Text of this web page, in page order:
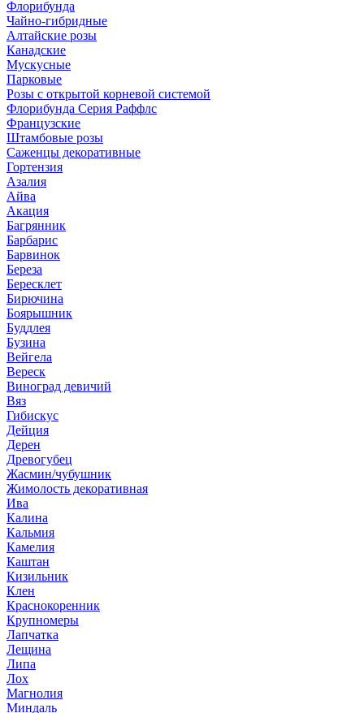
Флорибунда
Чайно-гибридные
Алтайские розы
Канадские
Мускусные
Парковые
Розы с открытой корневой системой
Флорибунда Серия Раффлс
Французские
Штамбовые розы
Саженцы декоративные
Гортензия
Азалия
Айва
Акация
Багрянник
Барбарис
Барвинок
Береза
Бересклет
Бирючина
Боярышник
Буддлея
Бузина
Вейгела
Вереск
Виноград девичий
Вяз
Гибискус
Дейция
Дерен
Древогубец
Жасмин/чубушник
Жимолость декоративная
Ива
Калина
Кальмия
Камелия
Каштан
Кизильник
Клен
Краснокоренник
Крупномеры
Лапчатка
Лещина
Липа
Лох
Магнолия
Миндаль